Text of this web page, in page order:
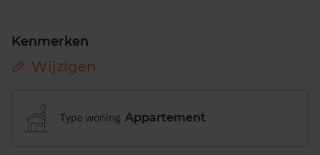
Kenmerken
Wijzigen
Type woning Appartement